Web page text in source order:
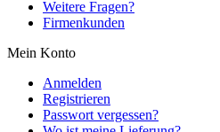
Weitere Fragen?
Firmenkunden
Mein Konto
Anmelden
Registrieren
Passwort vergessen?